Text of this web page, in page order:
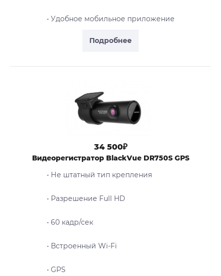
Подробнее
• Удобное мобильное приложение
34 500₽
Видеорегистратор BlackVue DR750S GPS
• Не штатный тип крепления
• Разрешение Full HD
• 60 кадр/сек
• Встроенный Wi-Fi
• GPS